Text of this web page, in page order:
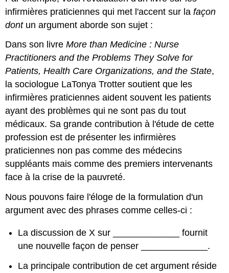
infirmières praticiennes qui met l'accent sur lafaçon
dontun argument aborde son sujet :
Dans son livreMore than Medicine : Nurse
Practitioners and the Problems They Solve for
Patients, Health Care Organizations, and the State,
la sociologue LaTonya Trotter soutient que les
infirmières praticiennes aident souvent les patients
ayant des problèmes qui ne sont pas du tout
médicaux. Sa grande contribution à l'étude de cette
profession est de présenter les infirmières
praticiennes non pas comme des médecins
suppléants mais comme des premiers intervenants
face à la crise de la pauvreté.
Nous pouvons faire l'éloge de la formulation d'un
argument avec des phrases comme celles-ci :
La discussion de X sur _____________ fournit
une nouvelle façon de penser _____________.
La principale contribution de cet argument réside